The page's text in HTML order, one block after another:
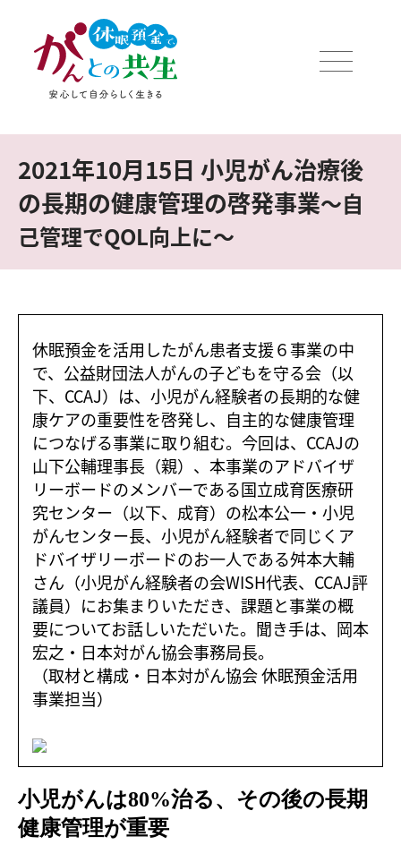
2021年10月15日 小児がん治療後
の長期の健康管理の啓発事業～自
己管理でQOL向上に～
休眠預金を活用したがん患者支援６事業の中
で、公益財団法人がんの子どもを守る会（以
下、CCAJ）は、小児がん経験者の長期的な健
康ケアの重要性を啓発し、自主的な健康管理
につなげる事業に取り組む。今回は、CCAJの
山下公輔理事長（親）、本事業のアドバイザ
リーボードのメンバーである国立成育医療研
究センター（以下、成育）の松本公一・小児
がんセンター長、小児がん経験者で同じくア
ドバイザリーボードのお一人である舛本大輔
さん（小児がん経験者の会WISH代表、CCAJ評
議員）にお集まりいただき、課題と事業の概
要についてお話しいただいた。聞き手は、岡本
宏之・日本対がん協会事務局長。
（取材と構成・日本対がん協会 休眠預金活用
事業担当）
小児がんは80%治る、その後の長期
健康管理が重要